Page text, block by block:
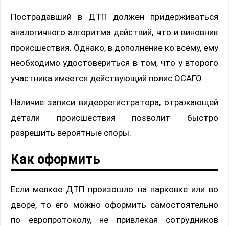
Пострадавший в ДТП должен придерживаться
аналогичного алгоритма действий, что и виновник
происшествия. Однако, в дополнение ко всему, ему
необходимо удостовериться в том, что у второго
участника имеется действующий полис ОСАГО.
Наличие записи видеорегистратора, отражающей
детали происшествия позволит быстро
разрешить вероятные споры.
Как оформить
Если мелкое ДТП произошло на парковке или во
дворе, то его можно оформить самостоятельно
по европротоколу, не привлекая сотрудников